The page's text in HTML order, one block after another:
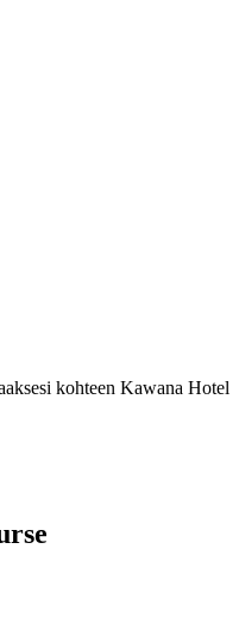
kohteen Kawana Hotel